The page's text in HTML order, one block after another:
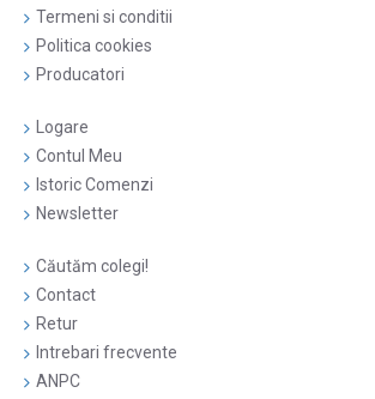
Termeni si conditii
Politica cookies
Producatori
Logare
Contul Meu
Istoric Comenzi
Newsletter
Căutăm colegi!
Contact
Retur
Intrebari frecvente
ANPC